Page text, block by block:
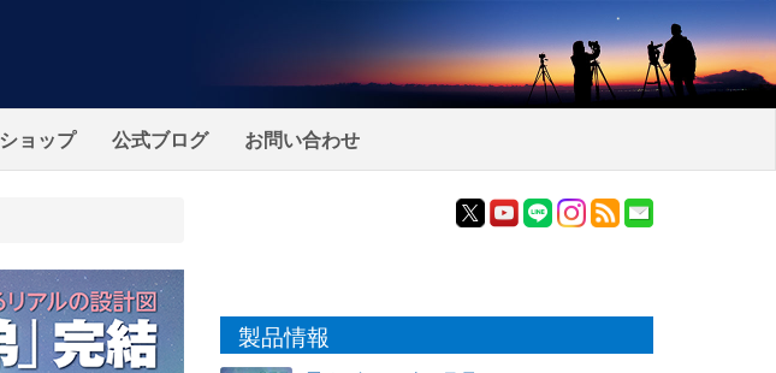
ショップ 公式ブログ お問い合わせ
製品情報